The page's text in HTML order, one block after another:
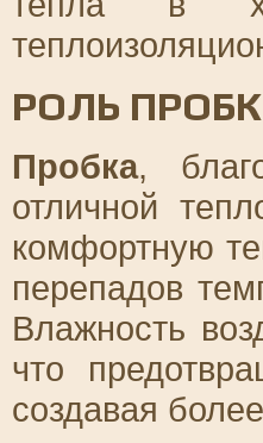
РОЛЬ
Пробка,
отличной
комфортную
перепадов
Влажность
что
создавая